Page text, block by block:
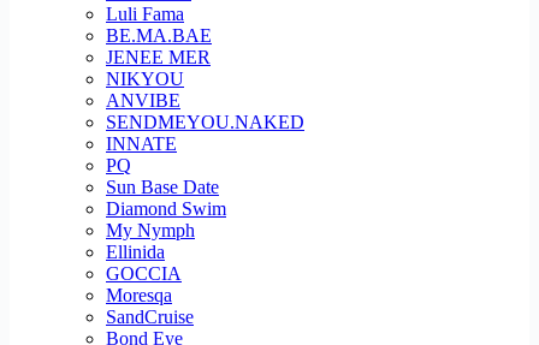
Luli Fama
BE.MA.BAE
JENEE MER
NIKYOU
ANVIBE
SENDMEYOU.NAKED
INNATE
PQ
Sun Base Date
Diamond Swim
My Nymph
Ellinida
GOCCIA
Moresqa
SandCruise
Bond Eye